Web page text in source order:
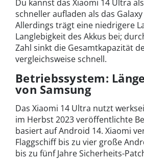
Du kannst das Xiaomi 14 Ultra
schneller aufladen als das
Allerdings trägt eine niedrigere
Langlebigkeit des Akkus bei;
Zahl sinkt die Gesamtkapazität
vergleichsweise schnell.
Betriebssystem:
von Samsung
Das Xiaomi 14 Ultra nutzt
im Herbst 2023 veröffentlichte
basiert auf Android 14. Xiaomi
Flaggschiff bis zu vier große
bis zu fünf Jahre Sicherheits-